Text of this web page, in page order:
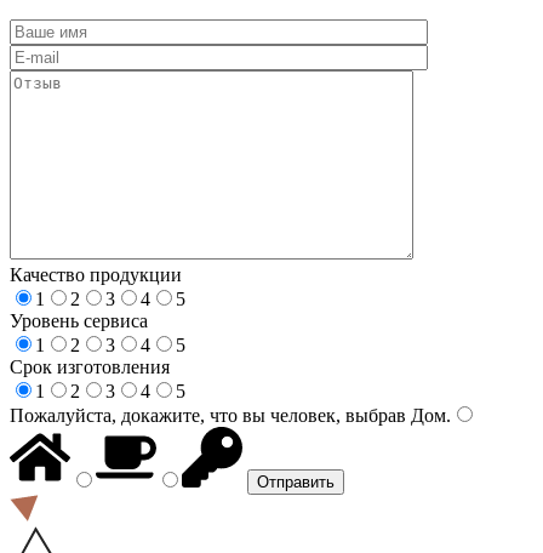
Качество продукции
1
2 3 4
5
Уровень сервиса
1
2 3 4
5
Срок изготовления
1
2 3 4
5
Пожалуйста, докажите, что вы человек, выбрав Дом.